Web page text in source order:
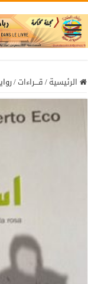
الرئيسية/قـــراءات/